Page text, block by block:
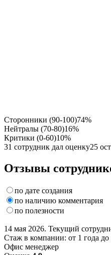
Сторонники (90-100)74%
Нейтралы (70-80)16%
Критики (0-60)10%
31 сотрудник дал оценку25
Отзывы
по дате создания
по наличию комментария
по полезности
14 мая 2026. Текущий
Стаж в компании: от 1 года до
Офис менеджер